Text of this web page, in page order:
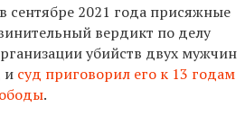
сентябре 2021 года присяжные
вердикт по делу
убийств двух мужчин
и суд приговорил его к 13 годам
.